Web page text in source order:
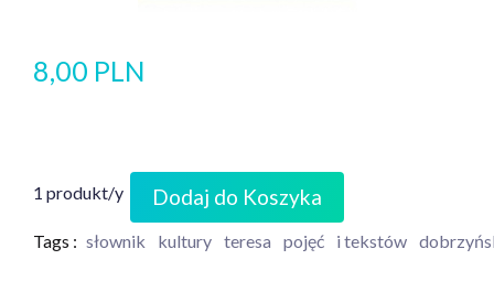
8,00 PLN
1 produkt/y Dodaj do Koszyka
Tags : słownik kultury teresa pojęć i tekstów